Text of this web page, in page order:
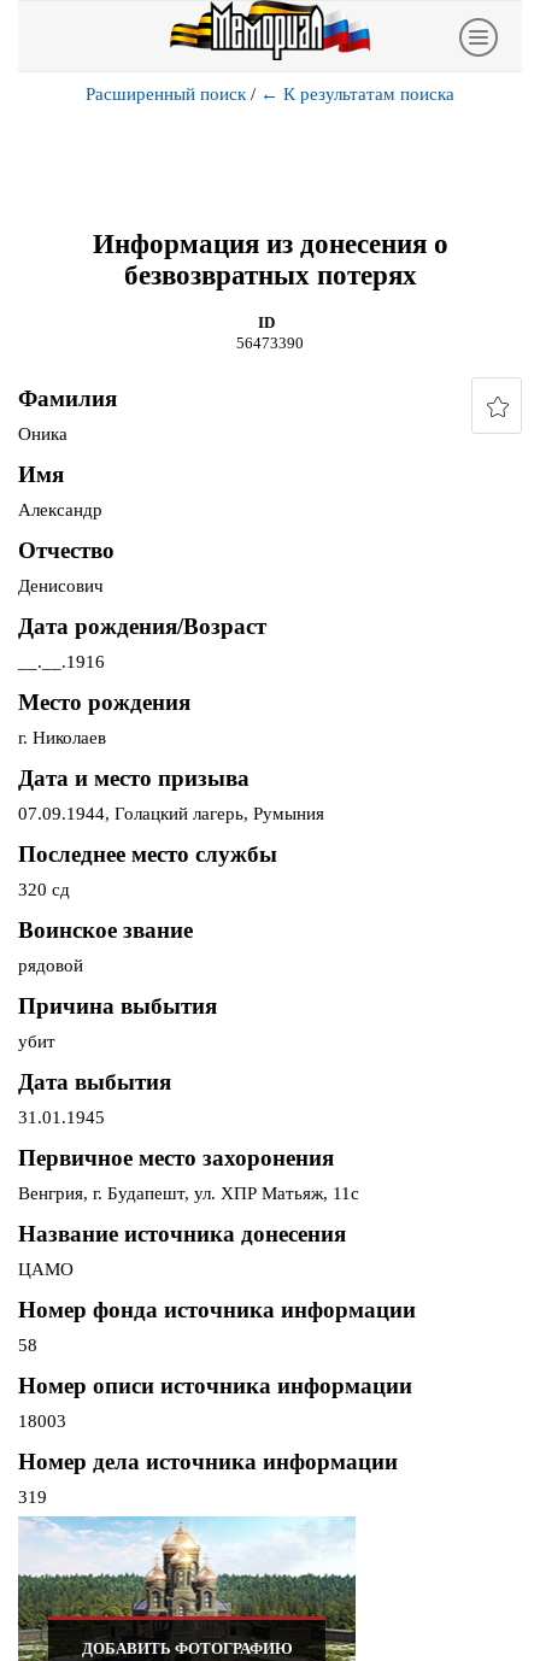
Расширенный поиск / ← К результатам поиска
Информация из донесения о
безвозвратных потерях
ID
56473390
Фамилия
Оника
Имя
Александр
Отчество
Денисович
Дата рождения/Возраст
__.__.1916
Место рождения
г. Николаев
Дата и место призыва
07.09.1944, Голацкий лагерь, Румыния
Последнее место службы
320 сд
Воинское звание
рядовой
Причина выбытия
убит
Дата выбытия
31.01.1945
Первичное место захоронения
Венгрия, г. Будапешт, ул. ХПР Матьяж, 11с
Название источника донесения
ЦАМО
Номер фонда источника информации
58
Номер описи источника информации
18003
Номер дела источника информации
319
ДОБАВИТЬ ФОТОГРАФИЮ